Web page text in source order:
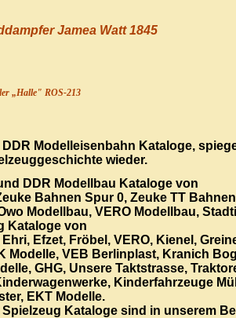
Jamea Watt 1845
„Halle" ROS-213
Modelleisenbahn Kataloge,
wieder.
DDR Modellbau Kataloge von
Bahnen Spur 0, Zeuke TT
Modellbau, VERO Modellbau,
Kataloge von
Efzet, Fröbel, VERO, Kienel,
Modelle, VEB Berlinplast, Kranich
GHG, Unsere Taktstrasse,
Kinderfahrzeuge
EKT Modelle.
Kataloge sind in unserem